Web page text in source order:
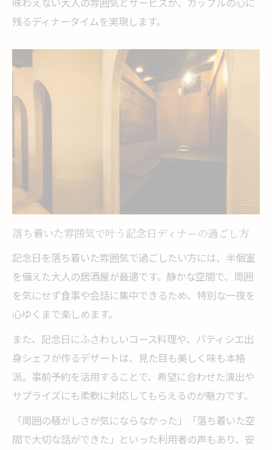
家族やカップルで記念日ディナーを満喫す
記念日にふさわしい日ノ出町ディナーの魅
残るディナータイムを実現します。
落ち着いた雰囲気で叶う記念日ディナーの過ごし方
記念日を落ち着いた雰囲気で過ごしたい方には、半個室
を備えた大人の居酒屋が最適です。静かな空間で、周囲
を気にせず食事や会話に集中できるため、特別な一夜を
心ゆくまで楽しめます。
また、記念日にふさわしいコース料理や、パティシエ出
身シェフが作るデザートは、見た目も美しく味も本格
派。事前予約を活用することで、希望に合わせた演出や
サプライズにも柔軟に対応してもらえるのが魅力です。
「周囲の騒がしさが気にならなかった」「落ち着いた空
間で大切な話ができた」といった利用者の声もあり、安